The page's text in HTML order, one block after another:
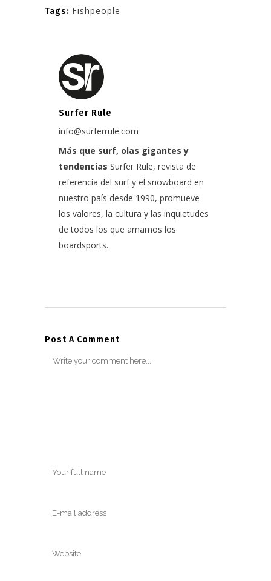
Tags: Fishpeople
Surfer Rule
info@surferrule.com
Más que surf, olas gigantes y
tendencias Surfer Rule, revista de
referencia del surf y el snowboard en
nuestro país desde 1990, promueve
los valores, la cultura y las inquietudes
de todos los que amamos los
boardsports.
Post A Comment